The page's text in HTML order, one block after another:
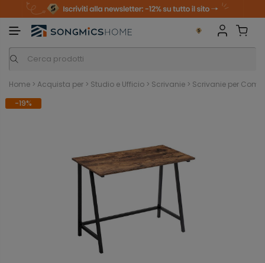
Home > Acquista per > Studio e Ufficio > Scrivanie > Scrivanie per
-19%
n
i